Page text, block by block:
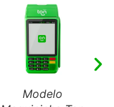
Modelo